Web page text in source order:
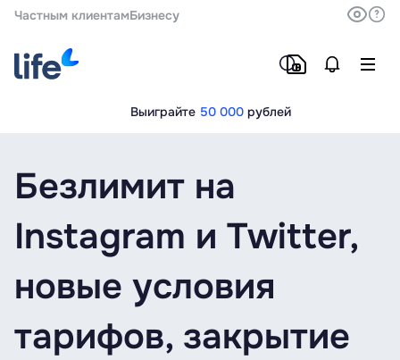
Частным клиентамБизнесу
Выиграйте 50 000 рублей
Безлимит на
Instagram и Twitter,
новые условия
тарифов, закрытие